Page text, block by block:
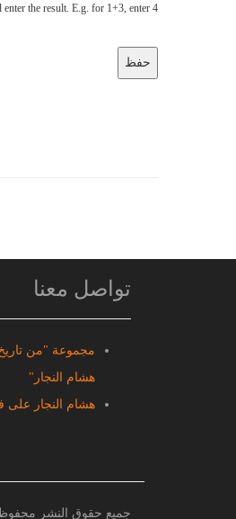
the result. E.g. for 1+3, enter 4.
تواصل معنا
مجموعة "من
هشام النجار"
هشام النجار على
جميع حقوق النشر